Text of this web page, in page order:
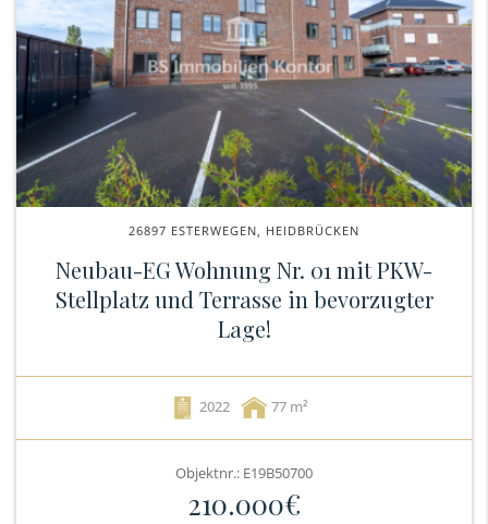
26897 ESTERWEGEN, HEIDBRÜCKEN
Neubau-EG Wohnung Nr. 01 mit PKW-
Stellplatz und Terrasse in bevorzugter
Lage!
2022 77
Objektnr.: E19B50700
210.000€